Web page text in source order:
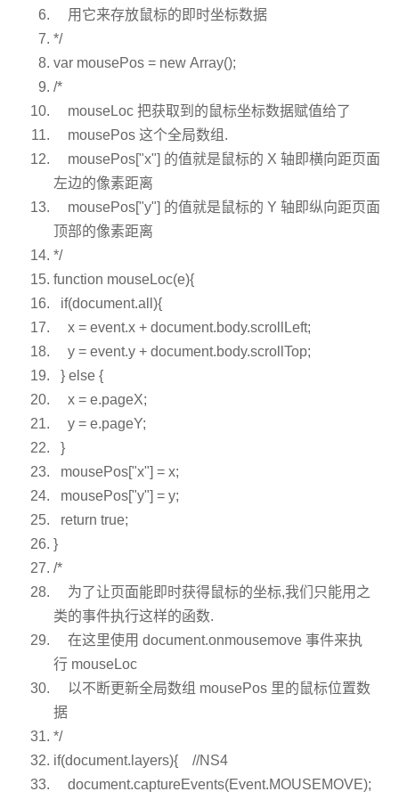
用它来存放鼠标的即时坐标数据
*/
var mousePos = new Array();
/*
mouseLoc 把获取到的鼠标坐标数据赋值给了
mousePos 这个全局数组.
mousePos["x"] 的值就是鼠标的 X 轴即横向距页面
左边的像素距离
mousePos["y"] 的值就是鼠标的 Y 轴即纵向距页面
顶部的像素距离
*/
function mouseLoc(e){
if(document.all){
x = event.x + document.body.scrollLeft;
y = event.y + document.body.scrollTop;
} else {
x = e.pageX;
y = e.pageY;
}
mousePos["x"] = x;
mousePos["y"] = y;
return true;
}
/*
为了让页面能即时获得鼠标的坐标,我们只能用之
类的事件执行这样的函数.
在这里使用 document.onmousemove 事件来执
行 mouseLoc
以不断更新全局数组 mousePos 里的鼠标位置数
据
*/
if(document.layers){ //NS4
document.captureEvents(Event.MOUSEMOVE);